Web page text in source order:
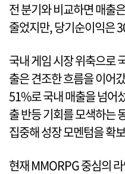
전 분기와 비교하면 매출
줄었지만, 당기순이익은
국내 게임 시장 위축으로
출은 견조한 흐름을 이어
51%로 국내 매출을 넘어
출 반등 기회를 모색하는
집중해 성장 모멘텀을 확
현재 MMORPG 중심의